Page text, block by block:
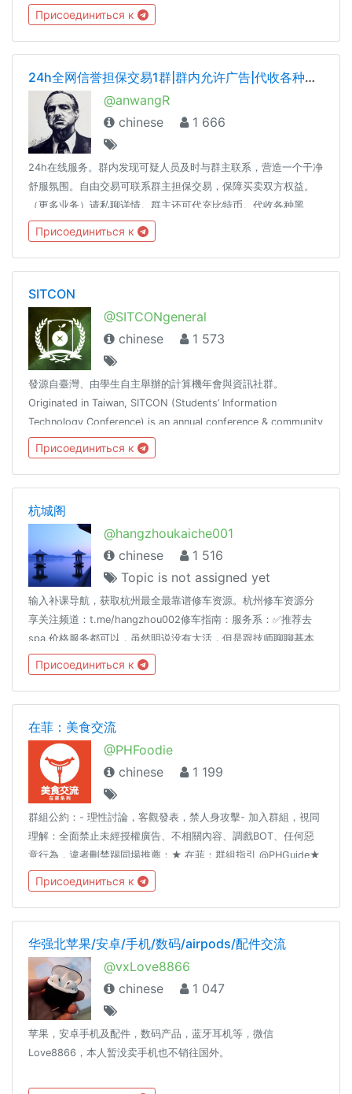
內容、調戲BOT、任何惡意行為，違者刪禁踢同場推薦：★ 在
菲：群組指引 @PHGuide★ 在菲：生活頻道 @LifestyleInPH★
交易自動發佈 https://submit.crush.ninja/1590624887737087
Присоединиться к
24h全网信誉担保交易1群|群内允许广告|代收各种黑钱|代充比特币
@anwangR
chinese
1 666
24h在线服务。群内发现可疑人员及时与群主联系，营造一个干净
舒服氛围。自由交易可联系群主担保交易，保障买卖双方权益。
（更多业务）请私聊详情。群主还可代充比特币。代收各种黑
钱，接大额资金。精诚所至，金石为开！@Lieyi1
Присоединиться к
SITCON
@SITCONgeneral
chinese
1 573
發源自臺灣、由學生自主舉辦的計算機年會與資訊社群。
Originated in Taiwan, SITCON (Students’ Information
Technology Conference) is an annual conference & community
formed by and for the students. https://sitcon.org /
@SITCONtw
Присоединиться к
杭城阁
@hangzhoukaiche001
chinese
1 516
Topic is not assigned yet
输入补课导航，获取杭州最全最靠谱修车资源。杭州修车资源分
享关注频道：t.me/hangzhou002修车指南：服务系：✅推荐去
spa,价格服务都可以，虽然明说没有大活，但是跟技师聊聊基本
可以做的快餐系：✅推荐去红灯区，一般10分钟左右，进去就是提
枪上阵，价格100～200左右✅老司机推荐：群里老司机验证过的
资源，口碑不错的资源可以值得去，省得自己去踩雷。当然还是
Присоединиться к
在菲：美食交流
@PHFoodie
chinese
1 199
群組公約：- 理性討論，客觀發表，禁人身攻擊- 加入群組，視同
理解：全面禁止未經授權廣告、不相關內容、調戲BOT、任何惡
意行為，違者刪禁踢同場推薦：★ 在菲：群組指引 @PHGuide★
在菲：生活頻道 @LifestyleInPH★ Foodie in the Philippines
https://sites.google.com/view/phfoodie
Присоединиться к
华强北苹果/安卓/手机/数码/airpods/配件交流
@vxLove8866
chinese
1 047
苹果，安卓手机及配件，数码产品，蓝牙耳机等，微信
Love8866，本人暂没卖手机也不销往国外。